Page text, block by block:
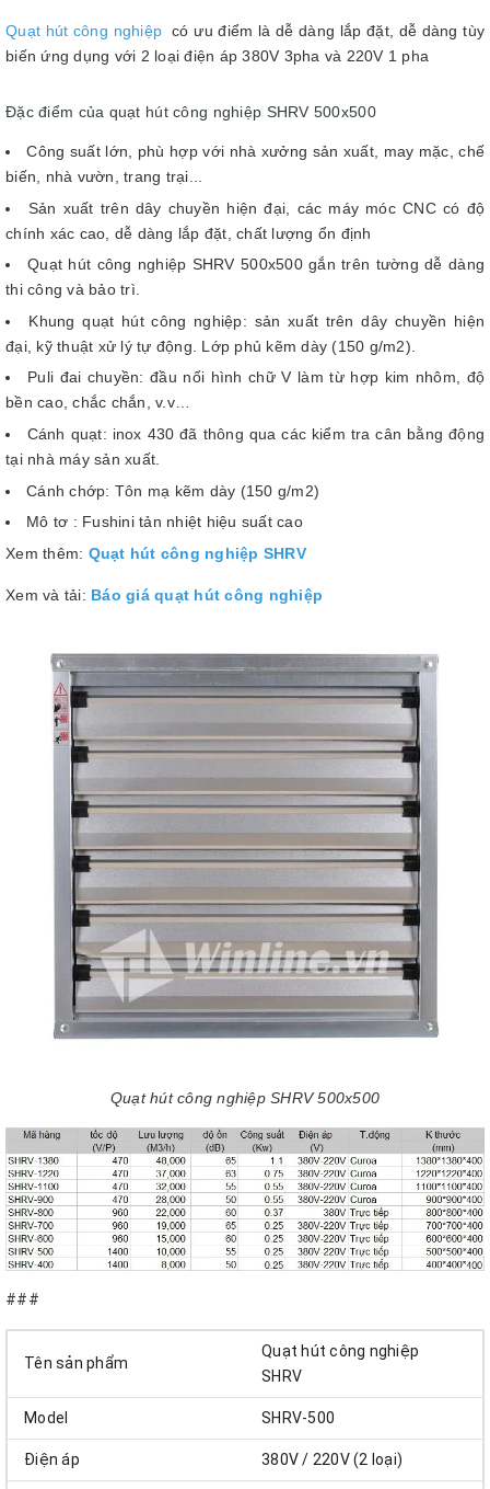
Quạt hút công nghiệpcó ưu điểm là dễ dàng lắp đặt, dễ dàng tùy
biến ứng dụng với 2 loại điện áp 380V 3pha và 220V 1 pha
Đặc điểm của quạt hút công nghiệp SHRV 500x500
Công suất lớn, phù hợp với nhà xưởng sản xuất, may mặc, chế
biến, nhà vườn, trang trại...
Sản xuất trên dây chuyền hiện đại, các máy móc CNC có độ
chính xác cao, dễ dàng lắp đặt, chất lượng ổn định
Quạt hút công nghiệp SHRV 500x500 gắn trên tường dễ dàng
thi công và bảo trì.
Khung quạt hút công nghiệp: sản xuất trên dây chuyền hiện
đại, kỹ thuật xử lý tự động. Lớp phủ kẽm dày (150 g/m2).
Puli đai chuyền: đầu nối hình chữ V làm từ hợp kim nhôm, độ
bền cao, chắc chắn, v.v…
Cánh quạt: inox 430 đã thông qua các kiểm tra cân bằng động
tại nhà máy sản xuất.
Cánh chớp: Tôn mạ kẽm dày (150 g/m2)
Mô tơ : Fushini tản nhiệt hiệu suất cao
Xem thêm: Quạt hút công nghiệp SHRV
Xem và tải: Báo giá quạt hút công nghiệp
Quạt hút công nghiệp SHRV 500x500
###
Tên sản phẩm
Quạt hút công nghiệp
SHRV
Model SHRV-500
Điện áp 380V / 220V (2 loại)